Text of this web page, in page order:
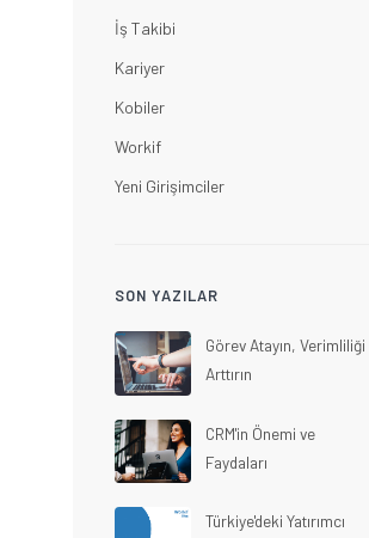
İş Takibi
Kariyer
Kobiler
Workif
Yeni Girişimciler
SON YAZILAR
Görev Atayın, Verimliliği
Arttırın
CRM'in Önemi ve
Faydaları
Türkiye'deki Yatırımcı